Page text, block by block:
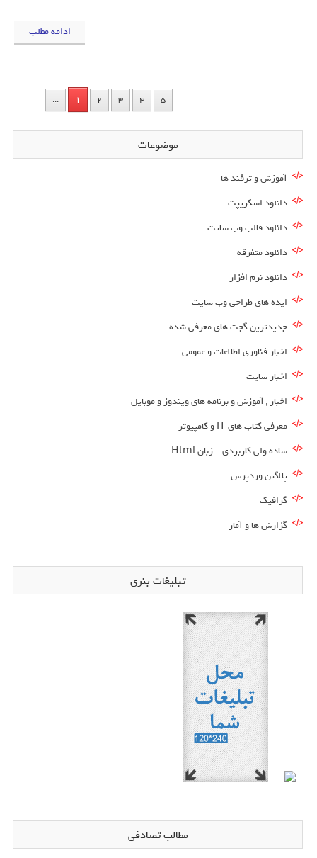
ادامه مطلب
1 2 3 4 5
...
موضوعات
آموزش و ترفند ها
دانلود اسکریپت
دانلود قالب وب سایت
دانلود متفرقه
دانلود نرم افزار
ایده های طراحی وب سایت
جدیدترین گجت های معرفی شده
اخبار فناوری اطلاعات و عمومی
اخبار سایت
اخبار , آموزش و برنامه های ویندوز و موبایل
معرفی کتاب های IT و کامپیوتر
ساده ولی کاربردی – زبان Html
پلاگین وردپرس
گرافیک
گزارش ها و آمار
تبلیغات بنری
مطالب تصادفی